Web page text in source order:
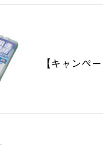
【キャンペ